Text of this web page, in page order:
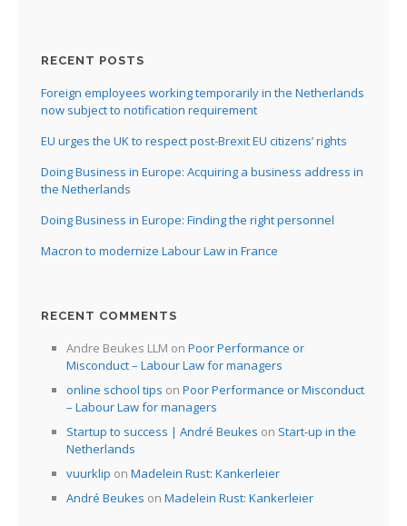
RECENT POSTS
Foreign employees working temporarily in the Netherlands
now subject to notification requirement
EU urges the UK to respect post-Brexit EU citizens’ rights
Doing Business in Europe: Acquiring a business address in
the Netherlands
Doing Business in Europe: Finding the right personnel
Macron to modernize Labour Law in France
RECENT COMMENTS
Andre Beukes LLM on Poor Performance or
Misconduct – Labour Law for managers
online school tips on Poor Performance or Misconduct
– Labour Law for managers
Startup to success | André Beukes on Start-up in the
Netherlands
vuurklip on Madelein Rust: Kankerleier
André Beukes on Madelein Rust: Kankerleier